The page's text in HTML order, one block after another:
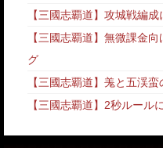
【三國志覇道】攻城戦編
【三國志覇道】無微課金
グ
【三國志覇道】羗と五渓
【三國志覇道】2秒ルール